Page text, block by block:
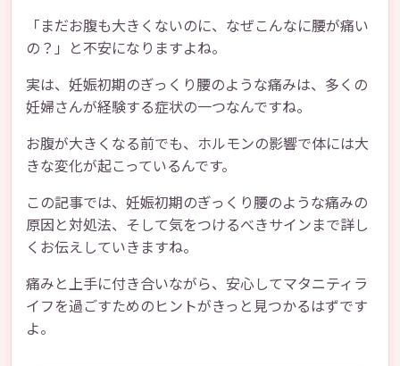
「まだお腹も大きくないのに、なぜこんなに腰が痛い
の？」と不安になりますよね。
実は、妊娠初期のぎっくり腰のような痛みは、多くの
妊婦さんが経験する症状の一つなんですね。
お腹が大きくなる前でも、ホルモンの影響で体には大
きな変化が起こっているんです。
この記事では、妊娠初期のぎっくり腰のような痛みの
原因と対処法、そして気をつけるべきサインまで詳し
くお伝えしていきますね。
痛みと上手に付き合いながら、安心してマタニティラ
イフを過ごすためのヒントがきっと見つかるはずです
よ。